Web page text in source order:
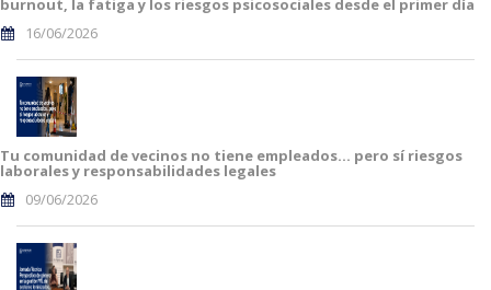
burnout, la fatiga y los riesgos psicosociales desde el primer día
16/06/2026
Tu comunidad de vecinos no tiene empleados… pero sí riesgos
laborales y responsabilidades legales
09/06/2026